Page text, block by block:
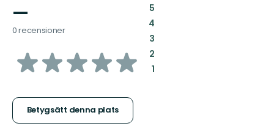
—
0 recensioner
av
stjärnor
Betygsätt denna plats
5:
4:
3:
2:
1: